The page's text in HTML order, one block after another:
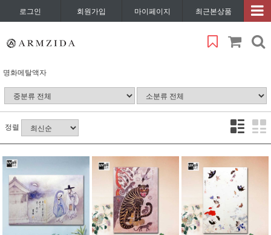
로그인 회원가입 마이페이지 최근본상품
명화메탈액자
정렬